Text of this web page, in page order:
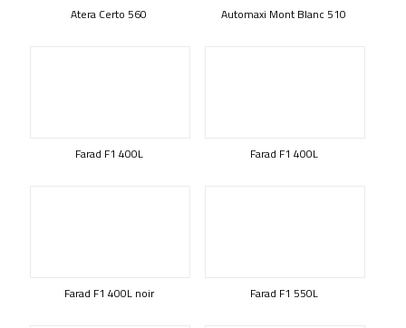
Atera Certo 560 Automaxi Mont Blanc 510
Farad F1 400L Farad F1 400L
Farad F1 400L noir Farad F1 550L